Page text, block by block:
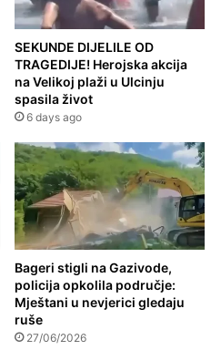
SEKUNDE DIJELILE OD
TRAGEDIJE! Herojska akcija
na Velikoj plaži u Ulcinju
spasila život
6 days ago
Bageri stigli na Gazivode,
policija opkolila područje:
Mještani u nevjerici gledaju
ruše
27/06/2026